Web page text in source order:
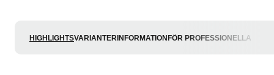
HIGHLIGHTSVARIANTER INFORMATION FÖR PROFESSIONELLA